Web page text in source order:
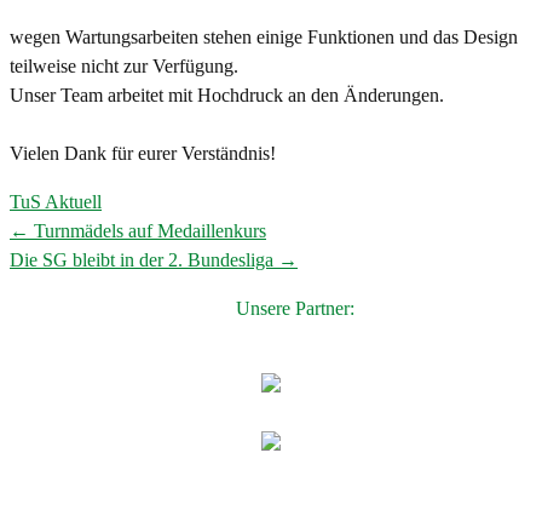
wegen Wartungsarbeiten stehen einige Funktionen und das Design
teilweise nicht zur Verfügung.
Unser Team arbeitet mit Hochdruck an den Änderungen.
Vielen Dank für eurer Verständnis!
TuS Aktuell
Post
← Turnmädels auf Medaillenkurs
Die SG bleibt in der 2. Bundesliga →
Unsere Partner: